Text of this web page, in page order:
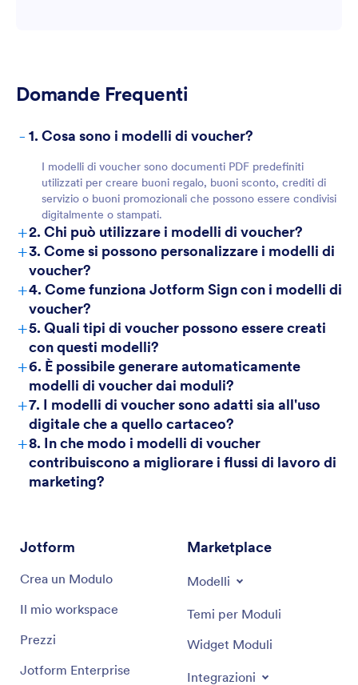
For Teams
For Customers
Domande Frequenti
- 1. Cosa sono i modelli di voucher?
I modelli di voucher sono documenti PDF predefiniti
utilizzati per creare buoni regalo, buoni sconto, crediti di
servizio o buoni promozionali che possono essere condivisi
digitalmente o stampati.
+2. Chi può utilizzare i modelli di voucher?
+3. Come si possono personalizzare i modelli di
voucher?
+4. Come funziona Jotform Sign con i modelli di
voucher?
+5. Quali tipi di voucher possono essere creati
con questi modelli?
+6. È possibile generare automaticamente
modelli di voucher dai moduli?
+7. I modelli di voucher sono adatti sia all'uso
digitale che a quello cartaceo?
+8. In che modo i modelli di voucher
contribuiscono a migliorare i flussi di lavoro di
marketing?
Jotform
Crea un Modulo
Il mio workspace
Prezzi
Jotform Enterprise
Marketplace
Modelli
Temi per Moduli
Widget Moduli
Integrazioni